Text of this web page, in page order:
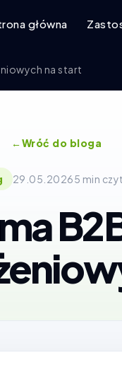
główna
na start
←Wróć do bloga
29.05.20265 min